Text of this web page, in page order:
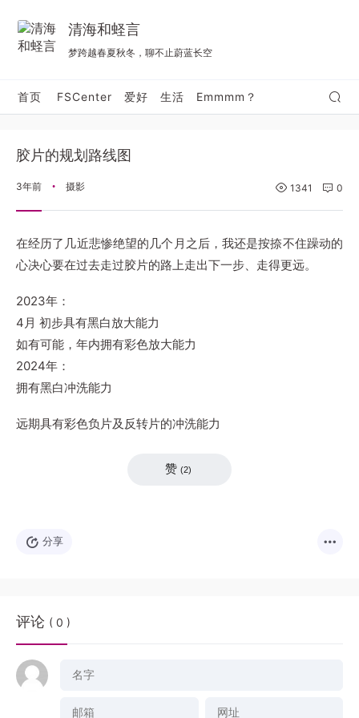
清海和蛏言
梦跨越春夏秋冬，聊不止蔚蓝长空
首页 FSCenter 爱好 生活 Emmmm？
胶片的规划路线图
3年前 • 摄影 1341 0
在经历了几近悲惨绝望的几个月之后，我还是按捺不住躁动的
心决心要在过去走过胶片的路上走出下一步、走得更远。
2023年：
4月 初步具有黑白放大能力
如有可能，年内拥有彩色放大能力
2024年：
拥有黑白冲洗能力
远期具有彩色负片及反转片的冲洗能力
赞 (2)
分享
评论 ( 0 )